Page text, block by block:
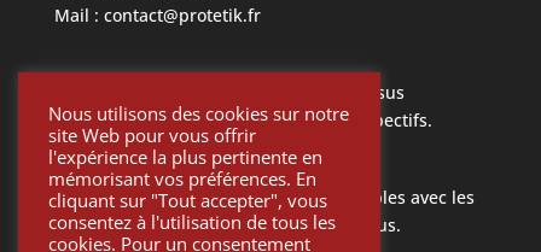
Mail : contact@protetik.fr
Toutes les marques mentionnées ci dessus
appartiennent à leurs propriétaires respectifs.
Toutes les pièces Protétik sont compatibles avec les
différents systèmes mentionnés ci-dessus.
Nous utilisons des cookies sur notre
site Web pour vous offrir
l'expérience la plus pertinente en
mémorisant vos préférences. En
cliquant sur "Tout accepter", vous
consentez à l'utilisation de tous les
cookies. Pour un consentement